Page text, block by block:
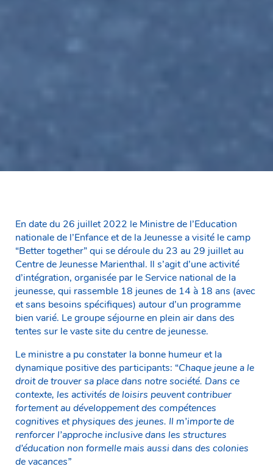
En date du 26 juillet 2022 le Ministre de l’Education
nationale de l’Enfance et de la Jeunesse a visité le camp
“Better together” qui se déroule du 23 au 29 juillet au
Centre de Jeunesse Marienthal. Il s’agit d’une activité
d’intégration, organisée par le Service national de la
jeunesse, qui rassemble 18 jeunes de 14 à 18 ans (avec
et sans besoins spécifiques) autour d’un programme
bien varié. Le groupe séjourne en plein air dans des
tentes sur le vaste site du centre de jeunesse.
Le ministre a pu constater la bonne humeur et la
dynamique positive des participants: “Chaque jeune a le
droit de trouver sa place dans notre société. Dans ce
contexte, les activités de loisirs peuvent contribuer
fortement au développement des compétences
cognitives et physiques des jeunes. Il m’importe de
renforcer l’approche inclusive dans les structures
d’éducation non formelle mais aussi dans des colonies
de vacances”